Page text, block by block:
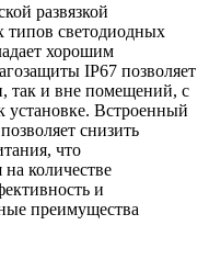
развязкой
типов светодиодных
хорошим
IP67 позволяет
так и вне помещений, с
установке. Встроенный
снизить
что
количестве
и
преимущества